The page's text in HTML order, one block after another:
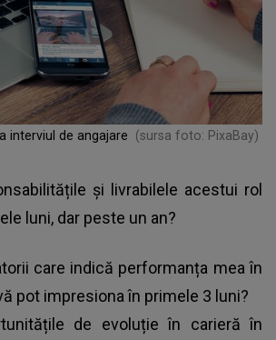
interviul de angajare (sursa foto: PixaBay)
și livrabilele acestui rol
luni, dar peste un an?
care indică performanța mea în
pot impresiona în primele 3 luni?
de evoluție în carieră în